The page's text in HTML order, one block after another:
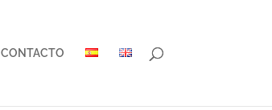
CONTACTO